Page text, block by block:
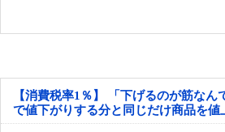
【消費税率1％】 「下げるのが筋な
で値下がりする分と同じだけ商品を値
えない店も